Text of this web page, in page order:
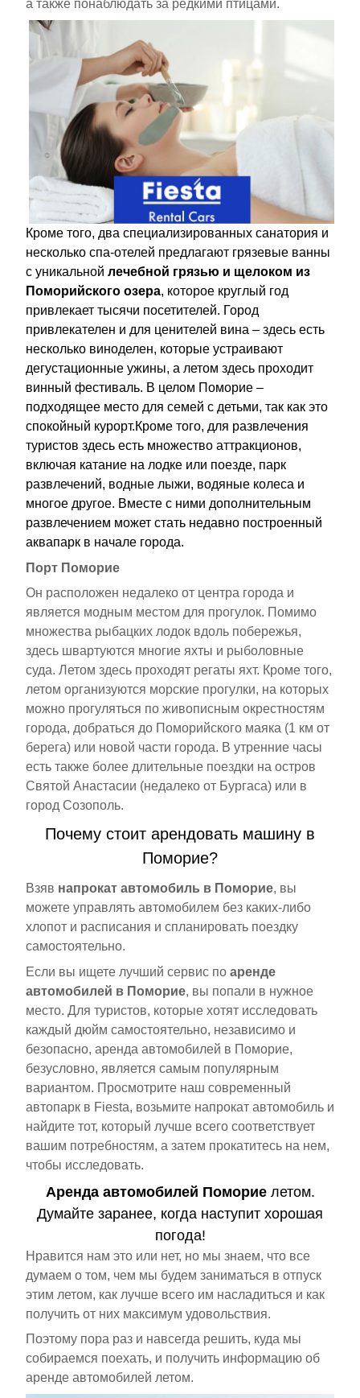
а также понаблюдать за редкими птицами.
Кроме того, два специализированных санатория и
несколько спа-отелей предлагают грязевые ванны
с уникальной лечебной грязью и щелоком из
Поморийского озера, которое круглый год
привлекает тысячи посетителей. Город
привлекателен и для ценителей вина – здесь есть
несколько виноделен, которые устраивают
дегустационные ужины, а летом здесь проходит
винный фестиваль. В целом Поморие –
подходящее место для семей с детьми, так как это
спокойный курорт.Кроме того, для развлечения
туристов здесь есть множество аттракционов,
включая катание на лодке или поезде, парк
развлечений, водные лыжи, водяные колеса и
многое другое. Вместе с ними дополнительным
развлечением может стать недавно построенный
аквапарк в начале города.
Порт Поморие
Он расположен недалеко от центра города и
является модным местом для прогулок. Помимо
множества рыбацких лодок вдоль побережья,
здесь швартуются многие яхты и рыболовные
суда. Летом здесь проходят регаты яхт. Кроме того,
летом организуются морские прогулки, на которых
можно прогуляться по живописным окрестностям
города, добраться до Поморийского маяка (1 км от
берега) или новой части города. В утренние часы
есть также более длительные поездки на остров
Святой Анастасии (недалеко от Бургаса) или в
город Созополь.
Почему стоит арендовать машину в
Поморие?
Взяв напрокат автомобиль в Поморие, вы
можете управлять автомобилем без каких-либо
хлопот и расписания и спланировать поездку
самостоятельно.
Если вы ищете лучший сервис по аренде
автомобилей в Поморие, вы попали в нужное
место. Для туристов, которые хотят исследовать
каждый дюйм самостоятельно, независимо и
безопасно, аренда автомобилей в Поморие,
безусловно, является самым популярным
вариантом. Просмотрите наш современный
автопарк в Fiesta, возьмите напрокат автомобиль и
найдите тот, который лучше всего соответствует
вашим потребностям, а затем прокатитесь на нем,
чтобы исследовать.
Аренда автомобилей Помориелетом.
Думайте заранее, когда наступит хорошая
погода!
Нравится нам это или нет, но мы знаем, что все
думаем о том, чем мы будем заниматься в отпуск
этим летом, как лучше всего им насладиться и как
получить от них максимум удовольствия.
Поэтому пора раз и навсегда решить, куда мы
собираемся поехать, и получить информацию об
аренде автомобилей летом.